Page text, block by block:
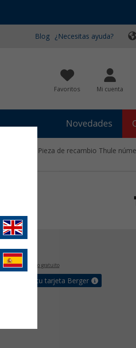
Blog ¿Necesitas ayuda?
Favoritos Mi cuenta
Novedades
metros - Pieza de recambio Thule
€
incluido envío gratuito
bonus en tu tarjeta Berger